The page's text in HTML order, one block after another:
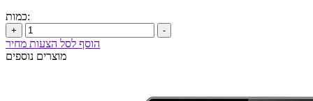
כמות:
+ -
הוסף לסל הצעות מחיר
מוצרים נוספים